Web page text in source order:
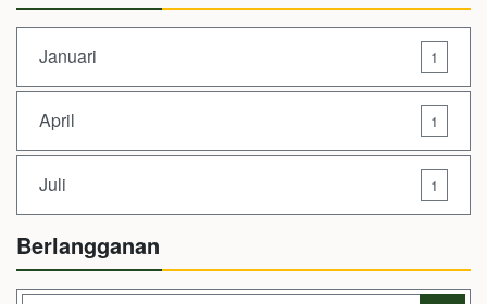
Januari 1
April 1
Juli 1
Berlangganan